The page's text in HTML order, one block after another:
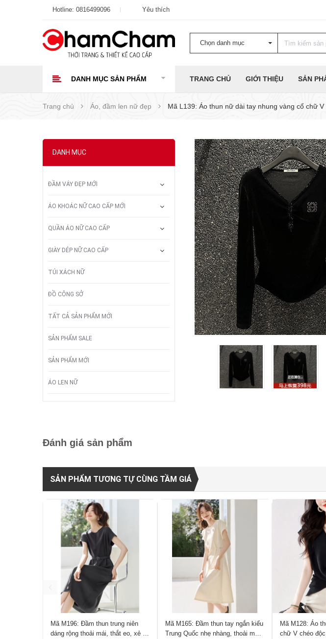
Hotline: 0816499096 Yêu thích
Chọn danh mục
DANH MỤC SẢN PHẨM TRANG CHỦ GIỚI THIỆU SẢN
Trang chủ Áo, đầm len nữ đẹp Mã L139: Áo thun nữ dài tay nhung vàng cổ chữ V
DANH MỤC
ĐẦM VÁY ĐẸP MỚI
ÁO KHOÁC NỮ CAO CẤP MỚI
QUẦN ÁO NỮ CAO CẤP
GIÀY DÉP NỮ CAO CẤP
TÚI XÁCH NỮ
ĐỒ CÔNG SỞ
TẤT CẢ SẢN PHẨM MỚI
SẢN PHẨM SALE
SẢN PHẨM MỚI
ÁO LEN NỮ
Đánh giá sản phẩm
SẢN PHẨM TƯƠNG TỰ CÙNG TẦM GIÁ
Mã M196: Đầm thun trung niên
dáng rộng thoải mái, thắt eo, xẻ tà
Mã M165: Đầm thun tay ngắn kiểu
Trung Quốc nhẹ nhàng, thoải mái
Mã M128: Áo
chữ V chéo